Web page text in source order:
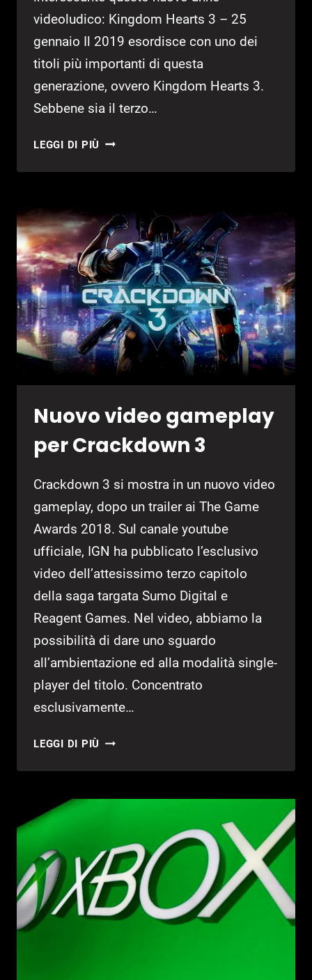
videoludico: Kingdom Hearts 3 – 25
gennaio Il 2019 esordisce con uno dei
titoli più importanti di questa
generazione, ovvero Kingdom Hearts 3.
Sebbene sia il terzo…
LEGGI DI PIÙ
IMPORTANTI
USCITA
PER
IL
2019
Nuovo video gameplay
per Crackdown 3
Crackdown 3 si mostra in un nuovo video
gameplay, dopo un trailer ai The Game
Awards 2018. Sul canale youtube
ufficiale, IGN ha pubblicato l’esclusivo
video dell’attesissimo terzo capitolo
della saga targata Sumo Digital e
Reagent Games. Nel video, abbiamo la
possibilità di dare uno sguardo
all’ambientazione ed alla modalità single-
player del titolo. Concentrato
esclusivamente…
LEGGI DI PIÙ NUOVO